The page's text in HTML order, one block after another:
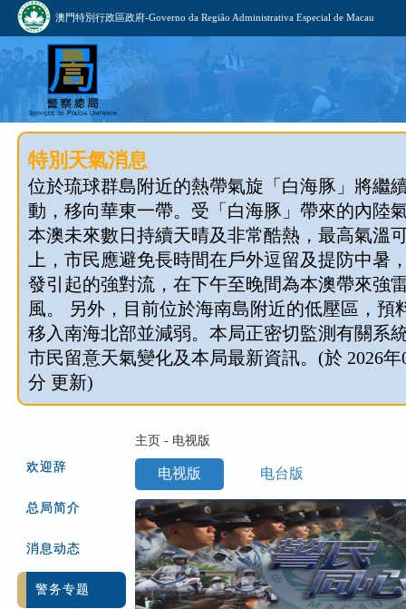
澳門特別行政區政府-Governo da Região Administrativa Especial de Macau
特別天氣消息
位於琉球群島附近的熱帶氣旋「白海豚」將繼
動，移向華東一帶。受「白海豚」帶來的內陸
本澳未來數日持續天晴及非常酷熱，最高氣溫
上，市民應避免長時間在戶外逗留及提防中暑
發引起的強對流，在下午至晚間為本澳帶來強
風。 另外，目前位於海南島附近的低壓區，預
移入南海北部並減弱。本局正密切監測有關系
市民留意天氣變化及本局最新資訊。(於 2026年
分 更新)
欢迎辞
总局简介
消息动态
警务专题
主页 - 电视版
电视版 电台版